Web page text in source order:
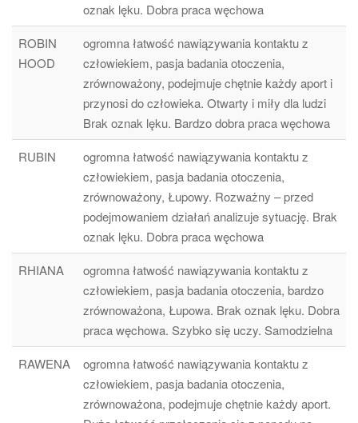
oznak lęku. Dobra praca węchowa
ROBIN
HOOD
ogromna łatwość nawiązywania kontaktu z
człowiekiem, pasja badania otoczenia,
zrównoważony, podejmuje chętnie każdy aport i
przynosi do człowieka. Otwarty i miły dla ludzi
Brak oznak lęku. Bardzo dobra praca węchowa
RUBIN
ogromna łatwość nawiązywania kontaktu z
człowiekiem, pasja badania otoczenia,
zrównoważony, Łupowy. Rozważny – przed
podejmowaniem działań analizuje sytuację. Brak
oznak lęku. Dobra praca węchowa
RHIANA
ogromna łatwość nawiązywania kontaktu z
człowiekiem, pasja badania otoczenia, bardzo
zrównoważona, Łupowa. Brak oznak lęku. Dobra
praca węchowa. Szybko się uczy. Samodzielna
RAWENA
ogromna łatwość nawiązywania kontaktu z
człowiekiem, pasja badania otoczenia,
zrównoważona, podejmuje chętnie każdy aport.